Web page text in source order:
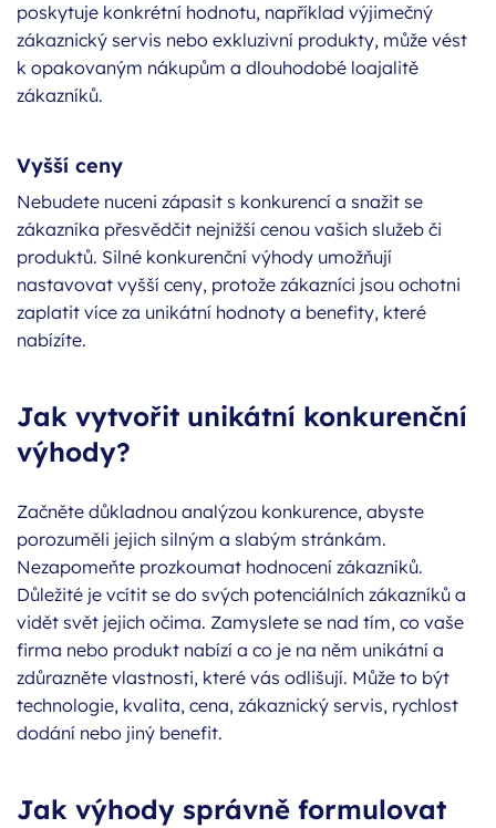
poskytuje konkrétní hodnotu, například výjimečný
zákaznický servis nebo exkluzivní produkty, může vést
k opakovaným nákupům a dlouhodobé loajalitě
zákazníků.
Vyšší ceny
Nebudete nuceni zápasit s konkurencí a snažit se
zákazníka přesvědčit nejnižší cenou vašich služeb či
produktů. Silné konkurenční výhody umožňují
nastavovat vyšší ceny, protože zákazníci jsou ochotni
zaplatit více za unikátní hodnoty a benefity, které
nabízíte.
Jak vytvořit unikátní konkurenční
výhody?
Začněte důkladnou analýzou konkurence, abyste
porozuměli jejich silným a slabým stránkám.
Nezapomeňte prozkoumat hodnocení zákazníků.
Důležité je vcítit se do svých potenciálních zákazníků a
vidět svět jejich očima. Zamyslete se nad tím, co vaše
firma nebo produkt nabízí a co je na něm unikátní a
zdůrazněte vlastnosti, které vás odlišují. Může to být
technologie, kvalita, cena, zákaznický servis, rychlost
dodání nebo jiný benefit.
Jak výhody správně formulovat